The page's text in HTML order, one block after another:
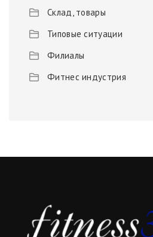
Склад, товары
Типовые ситуации
Филиалы
Фитнес индустрия